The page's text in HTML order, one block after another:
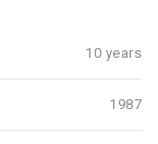
10 years
1987